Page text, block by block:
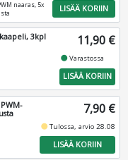
naaras, 5x
LISÄÄ KORIIN
3kpl 11,90 €
fiber_manual_recordVarastossa
LISÄÄ KORIIN
7,90 €
fiber_manual_recordTulossa, arvio 28.08
LISÄÄ KORIIN